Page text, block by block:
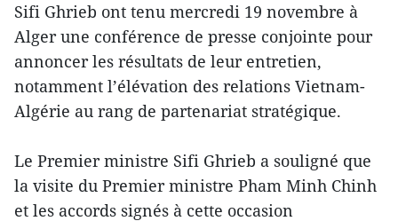
Sifi Ghrieb ont tenu mercredi 19 novembre à
Alger une conférence de presse conjointe pour
annoncer les résultats de leur entretien,
notamment l’élévation des relations Vietnam-
Algérie au rang de partenariat stratégique.
Le Premier ministre Sifi Ghrieb a souligné que
la visite du Premier ministre Pham Minh Chinh
et les accords signés à cette occasion